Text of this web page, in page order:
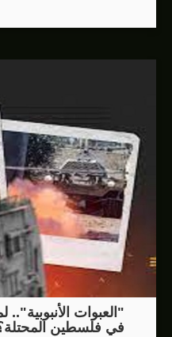
"العبوات
في فلسطين